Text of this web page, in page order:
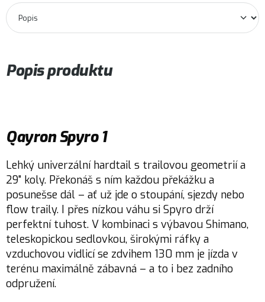
Popis produktu
Qayron Spyro 1
Lehký univerzální hardtail s trailovou geometrií a
29" koly. Překonáš s ním každou překážku a
posunešse dál – ať už jde o stoupání, sjezdy nebo
flow traily. I přes nízkou váhu si Spyro drží
perfektní tuhost. V kombinaci s výbavou Shimano,
teleskopickou sedlovkou, širokými ráfky a
vzduchovou vidlicí se zdvihem 130 mm je jízda v
terénu maximálně zábavná – a to i bez zadního
odpružení.